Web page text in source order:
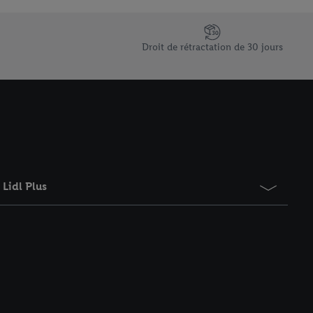
Droit de rétractation de 30 jours
Lidl Plus
à tout moment